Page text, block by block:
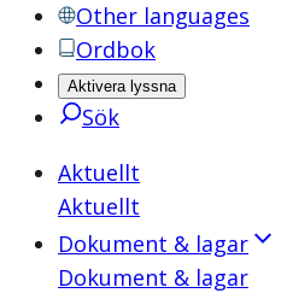
Other languages
Ordbok
Aktivera lyssna
Sök
Aktuellt
Aktuellt
Dokument & lagar
Dokument & lagar